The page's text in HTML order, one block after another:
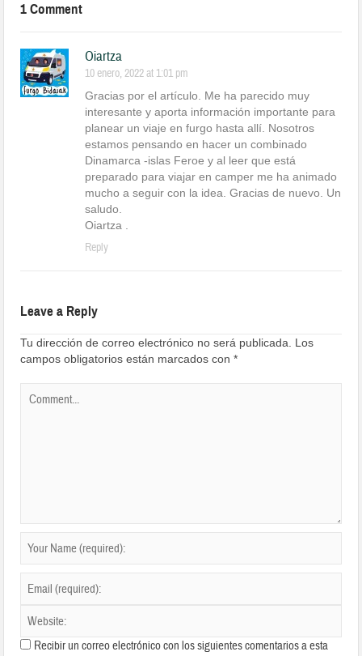
1 Comment
Oiartza
10 enero, 2022 at 1:01 pm
Gracias por el artículo. Me ha parecido muy
interesante y aporta información importante para
planear un viaje en furgo hasta allí. Nosotros
estamos pensando en hacer un combinado
Dinamarca -islas Feroe y al leer que está
preparado para viajar en camper me ha animado
mucho a seguir con la idea. Gracias de nuevo. Un
saludo.
Oiartza .
Reply
Leave a Reply
Tu dirección de correo electrónico no será publicada.
Los
campos obligatorios están marcados con*
Recibir un correo electrónico con los siguientes comentarios a esta